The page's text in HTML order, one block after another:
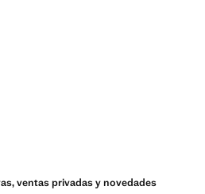
ventas privadas y novedades